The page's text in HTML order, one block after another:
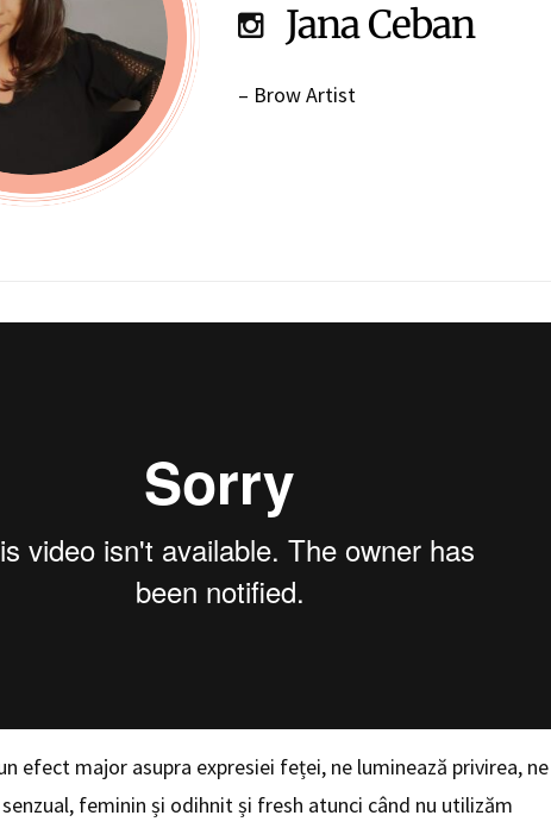
Jana Ceban
– Brow Artist
efect major asupra expresiei feței, ne luminează privirea, ne
feminin și odihnit și fresh atunci când nu utilizăm